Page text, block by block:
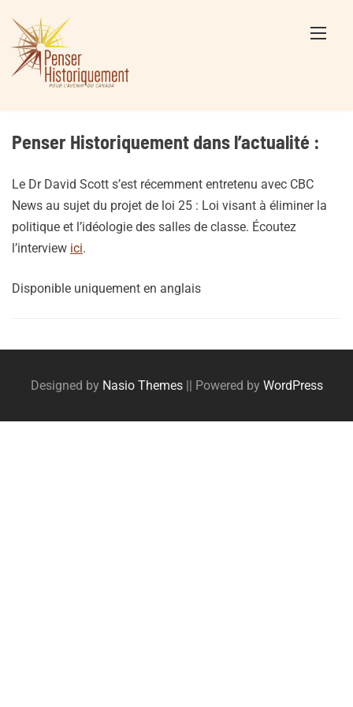
content
Penser Historiquement dans l’actualité :
Le Dr David Scott s’est récemment entretenu avec CBC
News au sujet du projet de loi 25 : Loi visant à éliminer la
politique et l’idéologie des salles de classe. Écoutez
l’interview ici.
Disponible uniquement en anglais
Posts
navigation
Designed by Nasio Themes || Powered by WordPress